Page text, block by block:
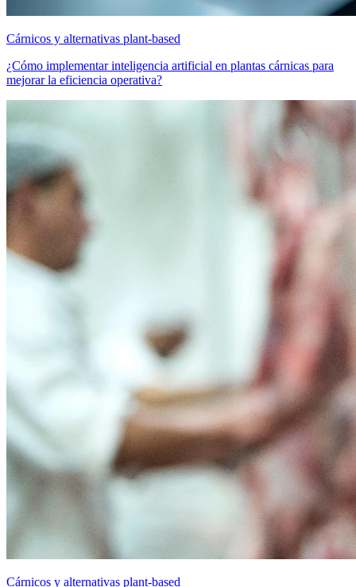
Cárnicos y alternativas plant-based
¿Cómo implementar inteligencia artificial en plantas cárnicas para
mejorar la eficiencia operativa?
Cárnicos y alternativas plant-based